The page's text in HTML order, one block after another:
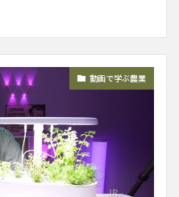
動画で学ぶ農業